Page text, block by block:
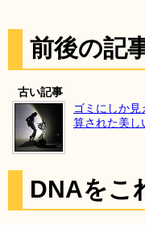
前後の記
古い記事
ゴミにしか
算された美し
DNAをこ